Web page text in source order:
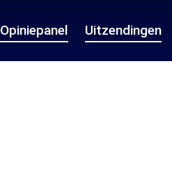
Opiniepanel Uitzendingen